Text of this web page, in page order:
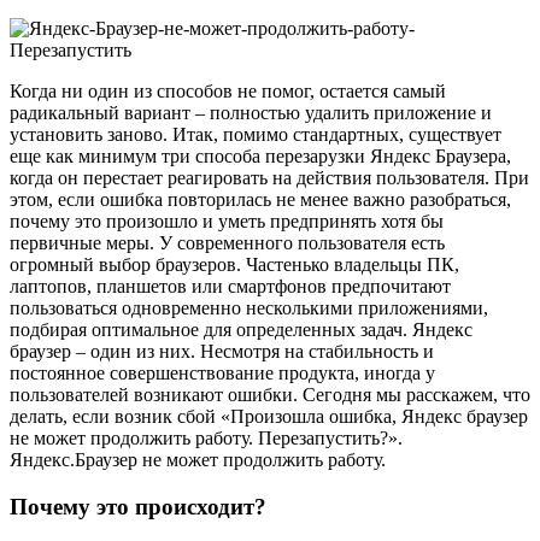
Когда ни один из способов не помог, остается самый
радикальный вариант – полностью удалить приложение и
установить заново. Итак, помимо стандартных, существует
еще как минимум три способа перезарузки Яндекс Браузера,
когда он перестает реагировать на действия пользователя. При
этом, если ошибка повторилась не менее важно разобраться,
почему это произошло и уметь предпринять хотя бы
первичные меры. У современного пользователя есть
огромный выбор браузеров. Частенько владельцы ПК,
лаптопов, планшетов или смартфонов предпочитают
пользоваться одновременно несколькими приложениями,
подбирая оптимальное для определенных задач. Яндекс
браузер – один из них. Несмотря на стабильность и
постоянное совершенствование продукта, иногда у
пользователей возникают ошибки. Сегодня мы расскажем, что
делать, если возник сбой «Произошла ошибка, Яндекс браузер
не может продолжить работу. Перезапустить?».
Яндекс.Браузер не может продолжить работу.
Почему это происходит?